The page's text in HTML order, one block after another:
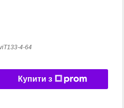
4-64
Купити з